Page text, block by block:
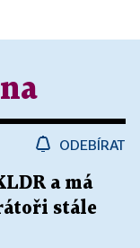
ODEBÍRAT
a má
stále